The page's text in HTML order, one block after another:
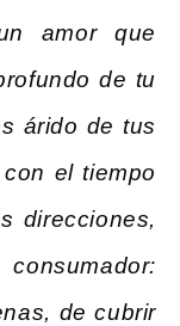
amor que
de tu
árido de tus
el tiempo
direcciones,
de cubrir